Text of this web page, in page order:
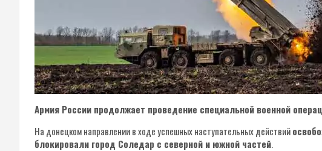
Армия России продолжает проведение специальной военной
На донецком направлении в ходе успешных наступательных действий
блокировали город Соледар с северной и южной частей.